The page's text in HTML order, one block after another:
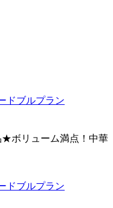
ドブルプラン
★ボリューム満点！中華
ドブルプラン